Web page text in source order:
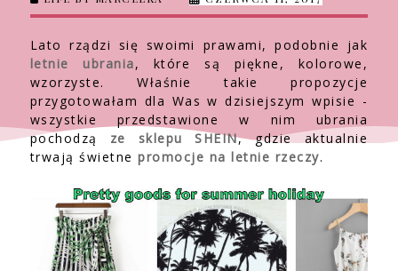
Lato rządzi się swoimi prawami, podobnie jak
letnie ubrania, które są piękne, kolorowe,
wzorzyste. Właśnie takie propozycje
przygotowałam dla Was w dzisiejszym wpisie -
wszystkie przedstawione w nim ubrania
pochodzą
ze sklepu SHEIN, gdzie aktualnie
trwają świetne promocje na letnie rzeczy.